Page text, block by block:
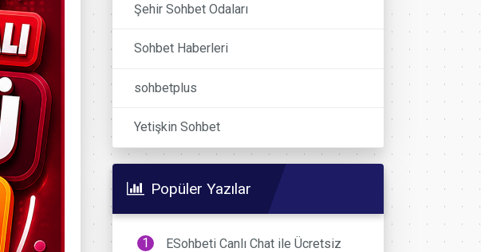
Şehir Sohbet Odaları
Sohbet Haberleri
sohbetplus
Yetişkin Sohbet
Popüler Yazılar
ESohbeti Canlı Chat ile Ücretsiz